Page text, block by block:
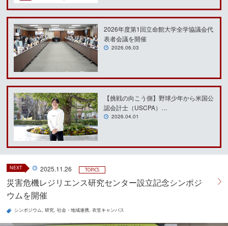
2026年度第1回立命館大学全学協議会代
表者会議を開催
2026.06.03
【挑戦の向こう側】野球少年から米国公
認会計士（USCPA）…
2026.04.01
NEXT 2025.11.26 TOPICS
災害危機レジリエンス研究センター設立記念シンポジ
ウムを開催
シンポジウム 研究 社会・地域連携 衣笠キャンパス